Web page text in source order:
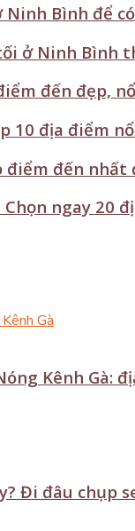
Bình để
ở Ninh Bình
đến đẹp,
10 địa điểm
điểm đến
ngay 20
Kênh Gà:
Đi đâu chụp